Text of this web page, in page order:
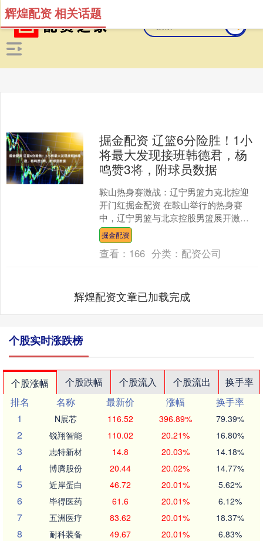
辉煌配资 相关话题
掘金配资 辽篮6分险胜！1小
将最大发现接班韩德君，杨
鸣赞3将，附球员数据
鞍山热身赛激战：辽宁男篮力克北控迎
开门红掘金配资 在鞍山举行的热身赛
中，辽宁男篮与北京控股男篮展开激烈
较量。比赛上半场，双方势均力敌，比
分始终紧咬，呈现胶着态势....
掘金配资
查看： 166 分类： 配资公司
辉煌配资文章已加载完成
个股实时涨跌榜
个股涨幅 个股跌幅 个股流入 个股流出
换手率
排名
名称 最新价 涨幅
换手率
1
N展芯 116.52 396.89% 79.39%
2 锐翔智能 110.02 20.21% 16.80%
3 志特新材 14.8 20.03% 14.18%
4 博腾股份 20.44 20.02% 14.77%
5 近岸蛋白 46.72 20.01% 5.62%
6 毕得医药 61.6 20.01% 6.12%
7 五洲医疗 83.62 20.01% 18.37%
8 耐科装备 49.67 20.01% 6.83%